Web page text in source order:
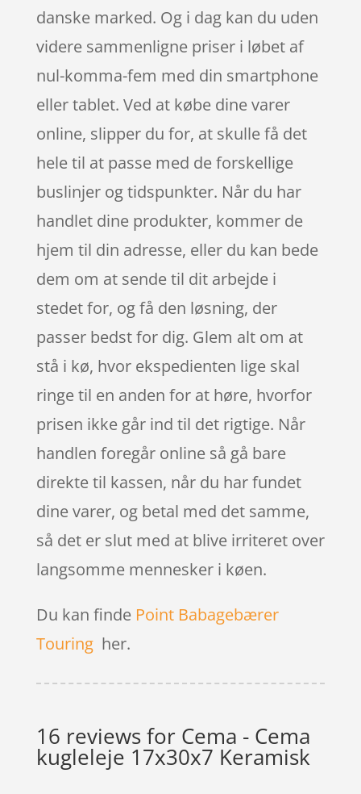
danske marked. Og i dag kan du uden
videre sammenligne priser i løbet af
nul-komma-fem med din smartphone
eller tablet. Ved at købe dine varer
online, slipper du for, at skulle få det
hele til at passe med de forskellige
buslinjer og tidspunkter. Når du har
handlet dine produkter, kommer de
hjem til din adresse, eller du kan bede
dem om at sende til dit arbejde i
stedet for, og få den løsning, der
passer bedst for dig. Glem alt om at
stå i kø, hvor ekspedienten lige skal
ringe til en anden for at høre, hvorfor
prisen ikke går ind til det rigtige. Når
handlen foregår online så gå bare
direkte til kassen, når du har fundet
dine varer, og betal med det samme,
så det er slut med at blive irriteret over
langsomme mennesker i køen.
Du kan finde Point Babagebærer
Touringher.
16 reviews for Cema - Cema
kugleleje 17x30x7 Keramisk